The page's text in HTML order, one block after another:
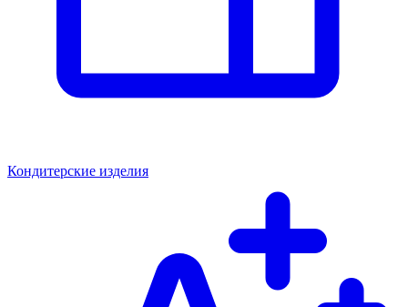
Кондитерские изделия